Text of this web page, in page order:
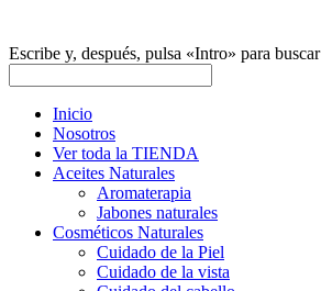
Escribe y, después, pulsa «Intro» para buscar
Inicio
Nosotros
Ver toda la TIENDA
Aceites Naturales
Aromaterapia
Jabones naturales
Cosméticos Naturales
Cuidado de la Piel
Cuidado de la vista